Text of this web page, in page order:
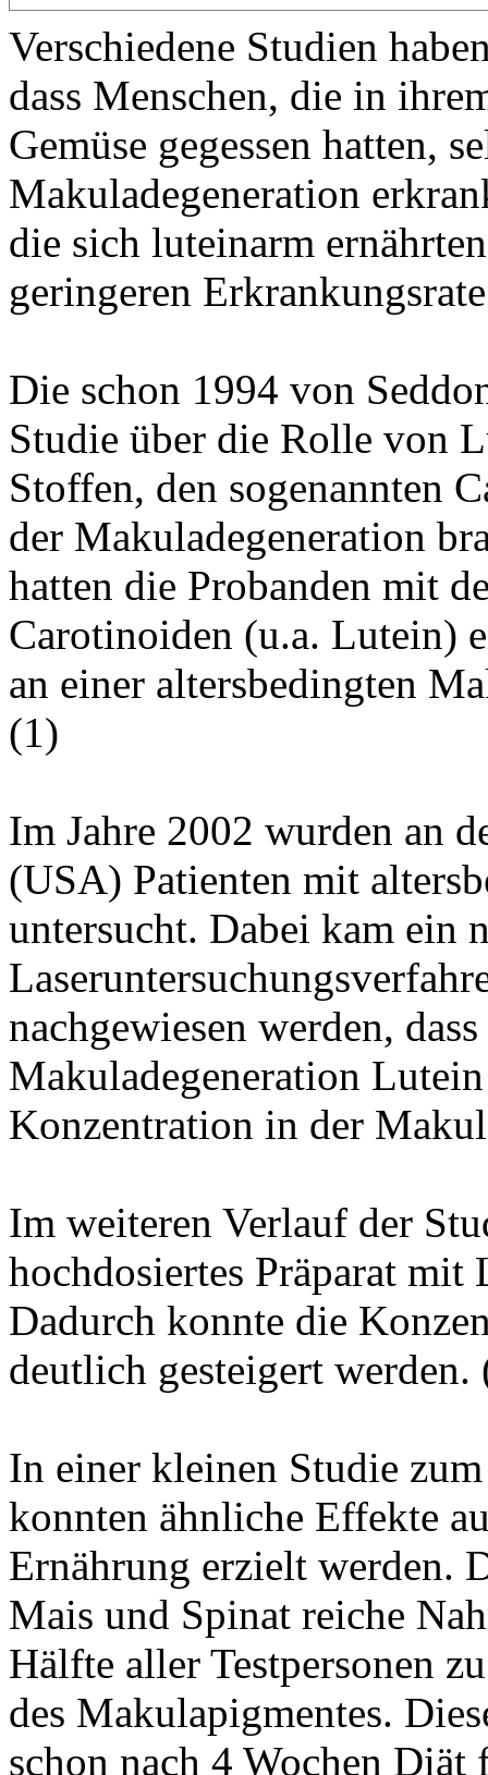
Verschiedene Studien
dass Menschen, die in
Gemüse gegessen hatten,
Makuladegeneration
die sich luteinarm
geringeren
Die schon 1994 von
Studie über die Rolle von
Stoffen, den sogenannten
der Makuladegeneration
hatten die Probanden mit
Carotinoiden (u.a. Lutein)
an einer altersbedingten
(1)
Im Jahre 2002 wurden an
(USA) Patienten mit
untersucht. Dabei kam ein
nachgewiesen werden,
Makuladegeneration
Konzentration in der
Im weiteren Verlauf der
hochdosiertes Präparat
Dadurch konnte die
deutlich gesteigert werden.
In einer kleinen Studie
konnten ähnliche Effekte
Ernährung erzielt werden.
Mais und Spinat reiche
Hälfte aller Testpersonen
des Makulapigmentes.
schon nach 4 Wochen Diät